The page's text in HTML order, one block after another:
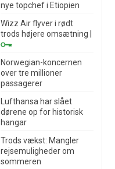
nye topchef i Etiopien
Wizz Air flyver i rødt
trods højere omsætning
Norwegian-koncernen
over tre millioner
passagerer
Lufthansa har slået
dørene op for historisk
hangar
Trods vækst: Mangler
rejsemuligheder om
sommeren